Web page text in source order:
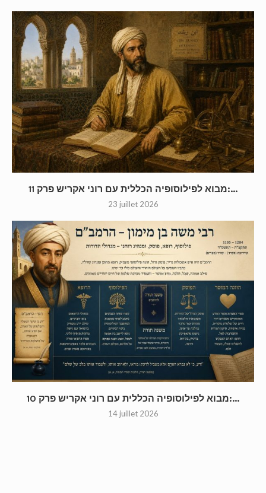
מבוא לפילוסופיה הכללית עם רוני אקריש פרק 11:...
23 juillet 2026
מבוא לפילוסופיה הכללית עם רוני אקריש פרק 10:...
14 juillet 2026